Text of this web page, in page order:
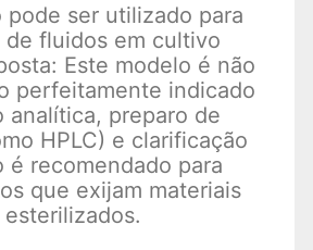
pode ser utilizado para
de fluidos em cultivo
Este modelo é não
perfeitamente indicado
analítica, preparo de
HPLC) e clarificação
é recomendado para
que exijam materiais